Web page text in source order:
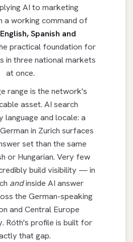
AI to marketing
a working command of
Spanish and
practical foundation for
in three national markets
at once.
range is the network's
asset. AI search
language and locale: a
in Zurich surfaces
set than the same
or Hungarian. Very few
build visibility — in
andinside AI answer
the German-speaking
and Central Europe
Róth's profile is built for
that gap.